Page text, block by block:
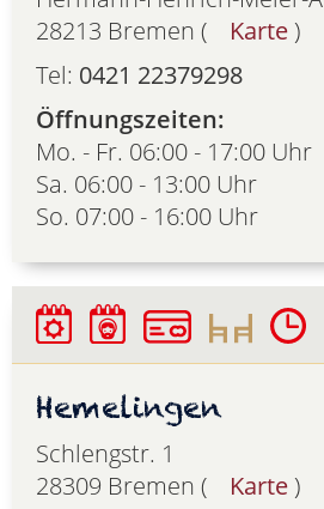
28213 Bremen (
Karte )
Tel: 0421 22379298
Öffnungszeiten:
Mo. - Fr. 06:00 - 17:00 Uhr
Sa. 06:00 - 13:00 Uhr
So. 07:00 - 16:00 Uhr
Hemelingen
Schlengstr. 1
28309 Bremen (
Karte )